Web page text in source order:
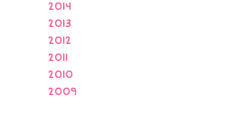
2014
2013
2012
2011
2010
2009